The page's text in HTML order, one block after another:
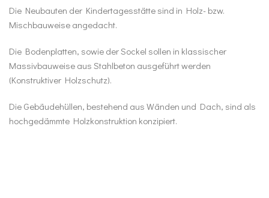
Die Neubauten der Kindertagesstätte sind in Holz- bzw.
Mischbauweise angedacht.
Die Bodenplatten, sowie der Sockel sollen in klassischer
Massivbauweise aus Stahlbeton ausgeführt werden
(Konstruktiver Holzschutz).
Die Gebäudehüllen, bestehend aus Wänden und Dach, sind als
hochgedämmte Holzkonstruktion konzipiert.